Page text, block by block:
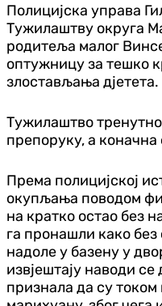
Полицијска управа
Тужилаштву округа
родитеља малог
оптужницу за тешко
злостављања дјетета.
Тужилаштво
препоруку, а коначна
Према полицијској
окупљања поводом
на кратко остао без
га пронашли како без
надоле у базену у
извјештају наводи
признала да су